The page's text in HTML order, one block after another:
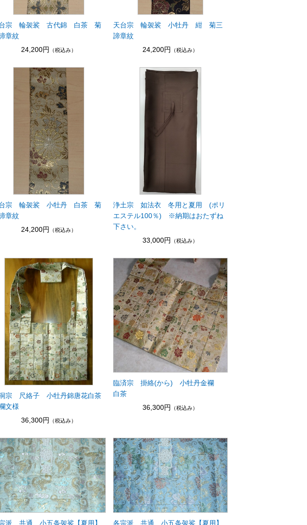
宗 輪袈裟 古代錦 白茶 菊
章紋
24,200円
（税込み）
天台宗 輪袈裟 小牡丹 紺 菊三
諦章紋
24,200円
（税込み）
宗 輪袈裟 小牡丹 白茶 菊
章紋
24,200円
（税込み）
浄土宗 如法衣 冬用と夏用 (ポリ
エステル100％) ※納期はおたずね
下さい。
33,000円
（税込み）
宗 尺絡子 小牡丹錦唐花白茶
文様
36,300円
（税込み）
臨済宗 掛絡(から) 小牡丹金襴
白茶
36,300円
（税込み）
派 共通 小五条袈裟【夏用】 各宗派 共通 小五条袈裟【夏用】